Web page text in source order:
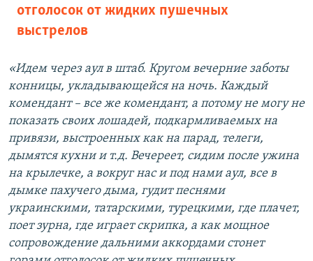
отголосок от жидких пушечных
выстрелов
«Идем через аул в штаб. Кругом вечерние заботы
конницы, укладывающейся на ночь. Каждый
комендант – все же комендант, а потому не могу не
показать своих лошадей, подкармливаемых на
привязи, выстроенных как на парад, телеги,
дымятся кухни и т.д. Вечереет, сидим после ужина
на крылечке, а вокруг нас и под нами аул, все в
дымке пахучего дыма, гудит песнями
украинскими, татарскими, турецкими, где плачет,
поет зурна, где играет скрипка, а как мощное
сопровождение дальними аккордами стонет